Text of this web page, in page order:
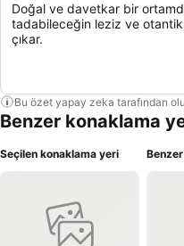
Doğal ve davetkar bir
tadabileceğin leziz ve otantik
çıkar.
Bu özet yapay zeka tarafından
Benzer konaklama
Seçilen konaklama yeri